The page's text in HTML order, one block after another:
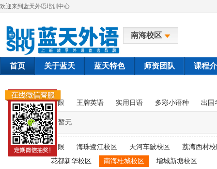
欢迎来到蓝天外语培训中心
南海校区
首页 关于蓝天 蓝天特色 师资团队 课程
课程类别 不限 王牌英语 实用日语 多彩小语种 出国
暂无
上课校区 不限 海珠鹭江校区 天河车陂校区
荔湾西村
花都新华校区
南海桂城校区 增城新塘校区